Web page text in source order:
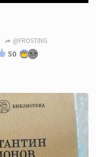
@FROSTING
50